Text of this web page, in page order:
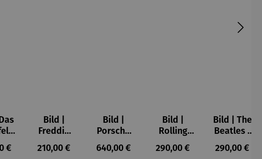
Preis:
€
Bild |
Freddie
Mercury -
Wortmale
Regulärer Preis:
210,00 €
Bild |
Porsche
911 (2023)
– Holger
Regulärer Preis:
640,00 €
Bild |
Rolling
Stones -
Wortmale
Regulärer Preis:
290,00 €
Bild | The
Beatles -
Wortmale
rei SAXA
Regulärer
290,00 €